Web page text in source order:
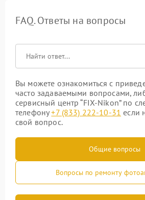
FAQ. Ответы на вопросы
Вы можете ознакомиться с
часто задаваемыми вопросами,
сервисный центр “FIX-Nikon” по
телефону+7 (833) 222-10-31 если
свой вопрос.
Общие вопросы
Вопросы по ремонту